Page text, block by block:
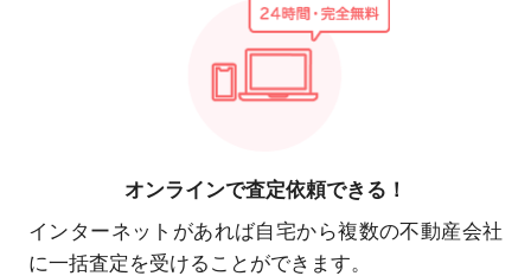
オンラインで査定依頼できる！
インターネットがあれば自宅から複数の不動産会社
に一括査定を受けることができます。